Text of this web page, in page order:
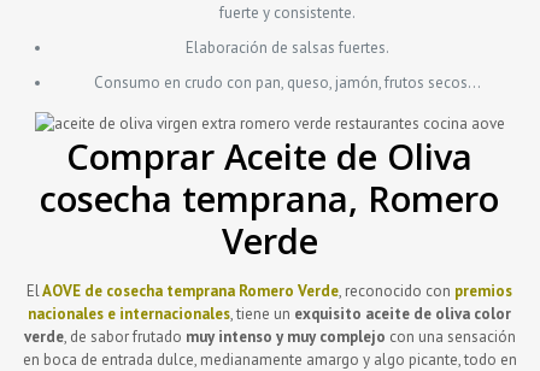
fuerte y consistente.
Elaboración de salsas fuertes.
Consumo en crudo con pan, queso, jamón, frutos secos…
Comprar Aceite de Oliva
cosecha temprana, Romero
Verde
ElAOVE de cosecha temprana Romero Verde, reconocido con premios
nacionales e internacionales, tiene un exquisito aceite de oliva color
verde, de sabor frutado muy intenso y muy complejo con una sensación
en boca de entrada dulce, medianamente amargo y algo picante, todo en